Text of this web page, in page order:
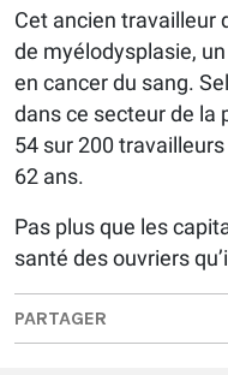
Cet ancien travailleur
de myélodysplasie,
en cancer du sang.
dans ce secteur de la
54 sur 200
62 ans.
Pas plus que les
santé des ouvriers
PARTAGER